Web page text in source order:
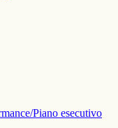
Piano esecutivo